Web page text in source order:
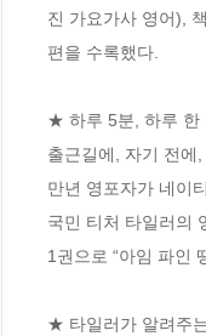
진 가요가사 영어),
편을 수록했다.
★ 하루 5분, 하루 한
출근길에, 자기 전
만년 영포자가 네이
국민 티처 타일러의
1권으로 “아임 파인
★ 타일러가 알려주